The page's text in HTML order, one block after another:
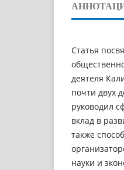
Статья
деятеля
почти двух
руководил
вклад в
также
науки и